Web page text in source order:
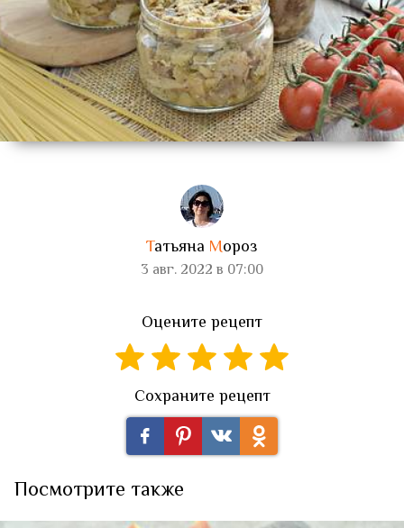
Татьяна Мороз
3 авг. 2022 в 07:00
Оцените рецепт
Сохраните рецепт
Посмотрите также